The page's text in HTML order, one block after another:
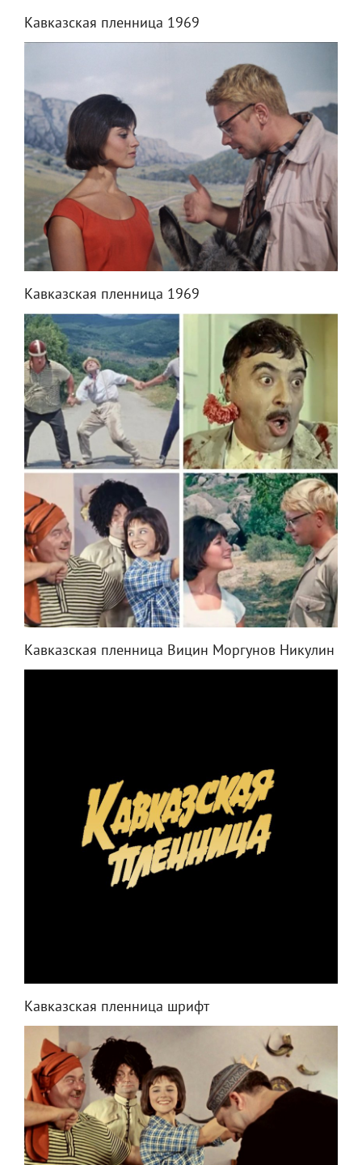
Кавказская пленница 1969
Кавказская пленница 1969
Кавказская пленница Вицин Моргунов Никулин
Кавказская пленница шрифт